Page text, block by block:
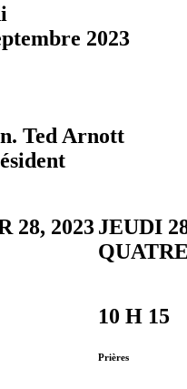
2023
Ted Arnott
28, 2023JEUDI
10 H 15
Prières